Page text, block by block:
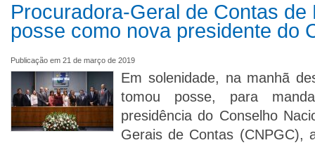
Procuradora-Geral de Contas de
posse como nova presidente do
Publicação em 21 de março de 2019
Em solenidade, na manhã
tomou posse, para
presidência do Conselho
Gerais de Contas (CNPGC),